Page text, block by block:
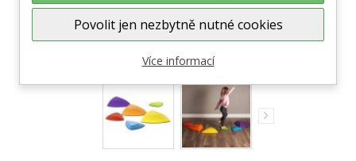
Zobrazit větší
Povolit jen nezbytně nutné cookies
Více informací